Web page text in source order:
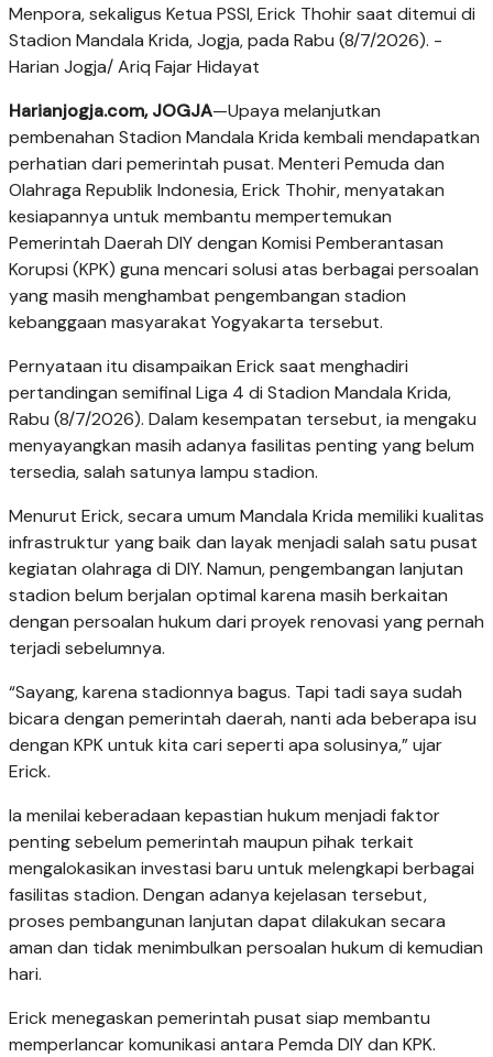
Menpora, sekaligus Ketua PSSI, Erick Thohir saat ditemui di
Stadion Mandala Krida, Jogja, pada Rabu (8/7/2026). -
Harian Jogja/ Ariq Fajar Hidayat
Harianjogja.com, JOGJA—Upaya melanjutkan
pembenahan Stadion Mandala Krida kembali mendapatkan
perhatian dari pemerintah pusat. Menteri Pemuda dan
Olahraga Republik Indonesia, Erick Thohir, menyatakan
kesiapannya untuk membantu mempertemukan
Pemerintah Daerah DIY dengan Komisi Pemberantasan
Korupsi (KPK) guna mencari solusi atas berbagai persoalan
yang masih menghambat pengembangan stadion
kebanggaan masyarakat Yogyakarta tersebut.
Pernyataan itu disampaikan Erick saat menghadiri
pertandingan semifinal Liga 4 di Stadion Mandala Krida,
Rabu (8/7/2026). Dalam kesempatan tersebut, ia mengaku
menyayangkan masih adanya fasilitas penting yang belum
tersedia, salah satunya lampu stadion.
Menurut Erick, secara umum Mandala Krida memiliki kualitas
infrastruktur yang baik dan layak menjadi salah satu pusat
kegiatan olahraga di DIY. Namun, pengembangan lanjutan
stadion belum berjalan optimal karena masih berkaitan
dengan persoalan hukum dari proyek renovasi yang pernah
terjadi sebelumnya.
“Sayang, karena stadionnya bagus. Tapi tadi saya sudah
bicara dengan pemerintah daerah, nanti ada beberapa isu
dengan KPK untuk kita cari seperti apa solusinya,” ujar
Erick.
Ia menilai keberadaan kepastian hukum menjadi faktor
penting sebelum pemerintah maupun pihak terkait
mengalokasikan investasi baru untuk melengkapi berbagai
fasilitas stadion. Dengan adanya kejelasan tersebut,
proses pembangunan lanjutan dapat dilakukan secara
aman dan tidak menimbulkan persoalan hukum di kemudian
hari.
Erick menegaskan pemerintah pusat siap membantu
memperlancar komunikasi antara Pemda DIY dan KPK.